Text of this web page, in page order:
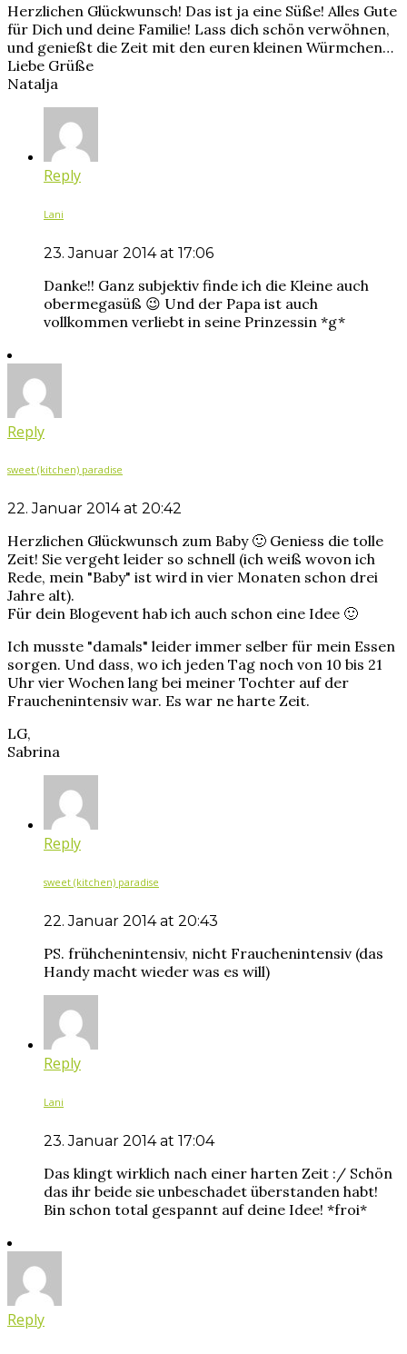
Herzlichen Glückwunsch! Das ist ja eine Süße! Alles Gute
für Dich und deine Familie! Lass dich schön verwöhnen,
und genießt die Zeit mit den euren kleinen Würmchen…
Liebe Grüße
Natalja
Reply
Lani
23. Januar 2014 at 17:06
Danke!! Ganz subjektiv finde ich die Kleine auch
obermegasüß 😉 Und der Papa ist auch
vollkommen verliebt in seine Prinzessin *g*
Reply
sweet (kitchen) paradise
22. Januar 2014 at 20:42
Herzlichen Glückwunsch zum Baby 🙂 Geniess die tolle
Zeit! Sie vergeht leider so schnell (ich weiß wovon ich
Rede, mein "Baby" ist wird in vier Monaten schon drei
Jahre alt).
Für dein Blogevent hab ich auch schon eine Idee 🙂
Ich musste "damals" leider immer selber für mein Essen
sorgen. Und dass, wo ich jeden Tag noch von 10 bis 21
Uhr vier Wochen lang bei meiner Tochter auf der
Frauchenintensiv war. Es war ne harte Zeit.
LG,
Sabrina
Reply
sweet (kitchen) paradise
22. Januar 2014 at 20:43
PS. frühchenintensiv, nicht Frauchenintensiv (das
Handy macht wieder was es will)
Reply
Lani
23. Januar 2014 at 17:04
Das klingt wirklich nach einer harten Zeit :/ Schön
das ihr beide sie unbeschadet überstanden habt!
Bin schon total gespannt auf deine Idee! *froi*
Reply